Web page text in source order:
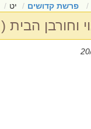
פרשת קדושים יט
וחורבן